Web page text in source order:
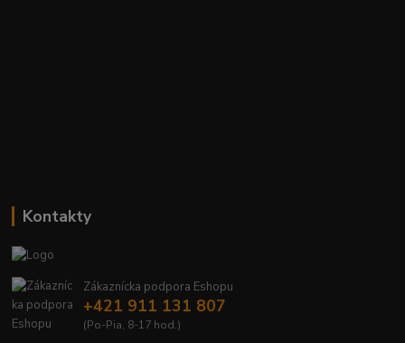
Kontakty
Zákaznícka podpora Eshopu
+421 911 131 807
(Po-Pia, 8-17 hod.)